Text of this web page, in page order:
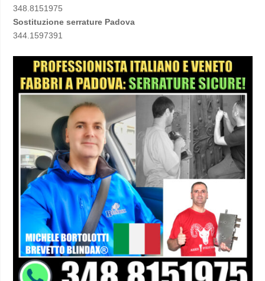
348.8151975
Sostituzione serrature Padova
344.1597391